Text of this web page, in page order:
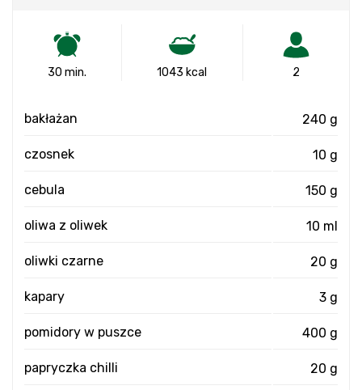
30 min. 1043 kcal 2
bakłażan 240 g
czosnek 10 g
cebula 150 g
oliwa z oliwek 10 ml
oliwki czarne 20 g
kapary 3 g
pomidory w puszce 400 g
papryczka chilli 20 g